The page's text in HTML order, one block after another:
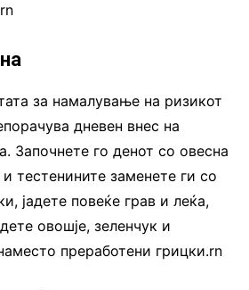
за намалување на ризикот
дневен внес на
Започнете го денот со овесна
тестенините заменете ги со
јадете повеќе грав и леќа,
овошје, зеленчук и
преработени грицки.rn